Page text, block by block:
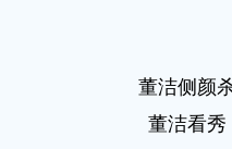
董洁侧颜
董洁看秀